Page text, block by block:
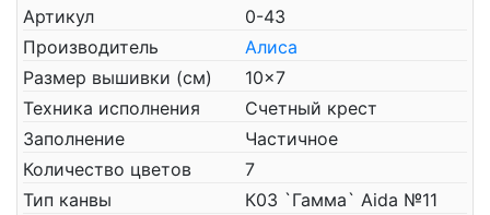
Артикул
0-43
Производитель
Алиса
Размер вышивки (см)
10x7
Техника исполнения
Счетный крест
Заполнение
Частичное
Количество цветов
7
Тип канвы
К03 `Гамма` Aida №11